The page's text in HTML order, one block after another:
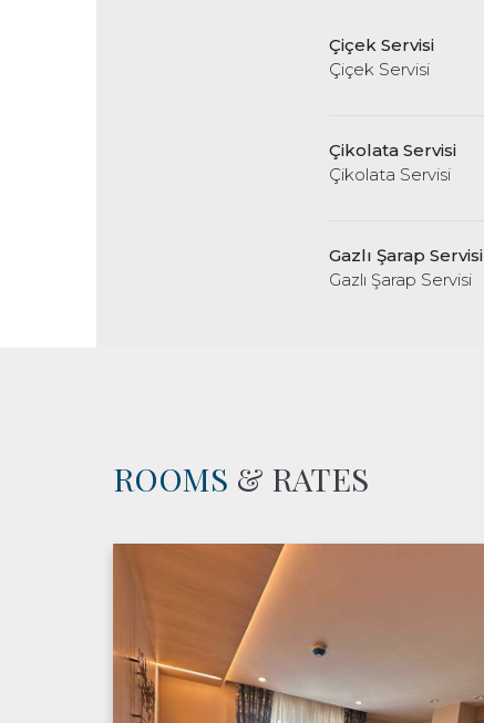
Çiçek Servisi
Çiçek Servisi
Çikolata Servisi
Çikolata Servisi
Gazlı Şarap Servisi
Gazlı Şarap Servisi
ROOMS & RATES